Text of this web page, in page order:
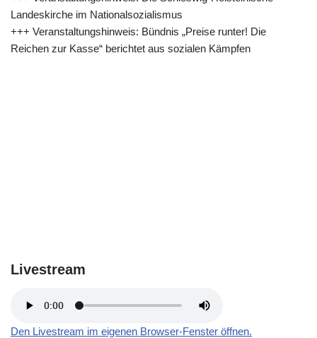
Landeskirche im Nationalsozialismus
+++ Veranstaltungshinweis: Bündnis „Preise runter! Die
Reichen zur Kasse“ berichtet aus sozialen Kämpfen
Livestream
Den Livestream im eigenen Browser-Fenster öffnen.